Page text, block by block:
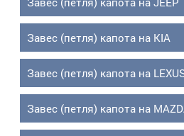
Завес (петля) капота на KIA
Завес (петля) капота на
Завес (петля) капота на